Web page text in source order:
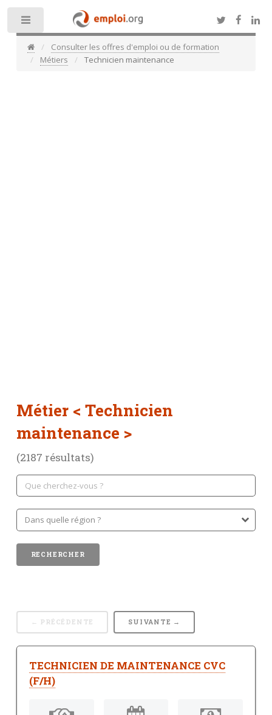
Consulter les offres d'emploi ou de formation
Métiers
Technicien maintenance
Métier < Technicien
maintenance >
(2187 résultats)
← PRÉCÉDENTE SUIVANTE →
TECHNICIEN DE MAINTENANCE CVC
(F/H)
Toggle